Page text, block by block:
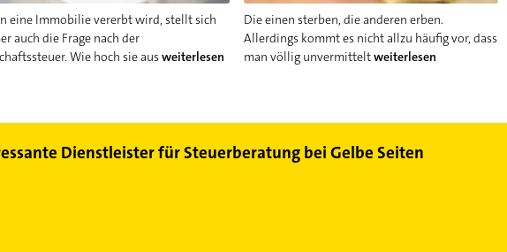
eine Immobilie vererbt wird, stellt sich
auch die Frage nach der
Wie hoch sie ausweiterlesen
Die einen sterben, die anderen erben.
Allerdings kommt es nicht allzu häufig vor, dass
man völlig unvermitteltweiterlesen
Dienstleister für Steuerberatung bei Gelbe Seiten